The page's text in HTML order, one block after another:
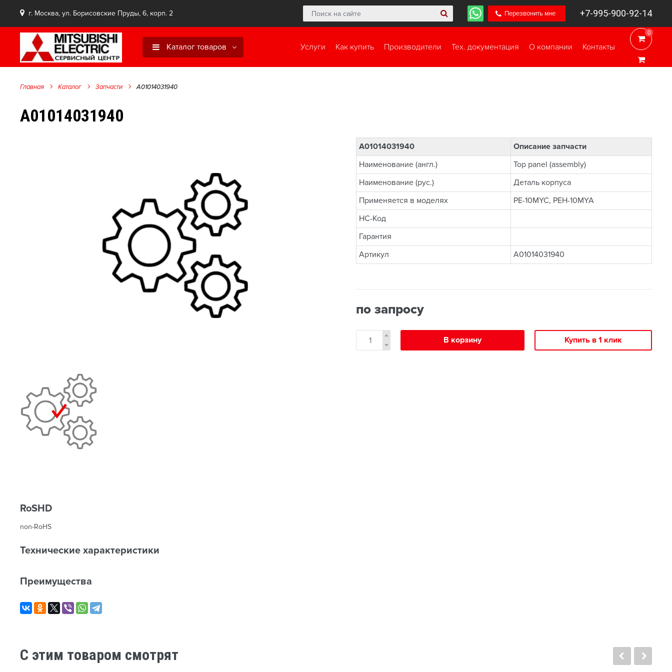
г. Москва, ул. Борисовские Пруды, 6, корп. 2 Перезвонить мне +7-995-900-92-14
0
0
Услуги Как купить Производители Тех. документация О компании Контакты
Каталог товаров
Главная Каталог Запчасти A01014031940
A01014031940
A01014031940
Описание запчасти
Наименование (англ.)
Top panel (assembly)
Наименование (рус.)
Деталь корпуса
Применяется в моделях
PE-10MYC, PEH-10MYA
НС-Код
Гарантия
Артикул
A01014031940
по запросу
В корзину Купить в 1 клик
RoSHD
non-RoHS
Технические характеристики
Преимущества
C этим товаром смотрят